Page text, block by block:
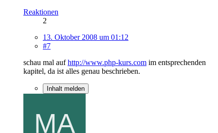
Reaktionen
2
13. Oktober 2008 um 01:12
#7
schau mal aufhttp://www.php-kurs.com im entsprechenden
kapitel, da ist alles genau beschrieben.
Inhalt melden